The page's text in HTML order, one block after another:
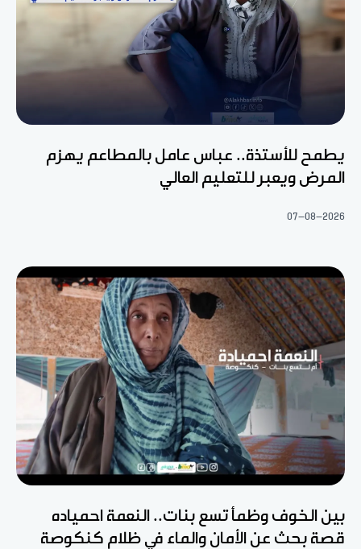
يطمح للأستذة.. عباس عامل بالمطاعم يهزم
المرض ويعبر للتعليم العالي
07-08-2026
بين الخوف وظمأ تسع بنات.. النعمة احمياده
قصة بحث عن الأمان والماء في ظلام كنكوصة